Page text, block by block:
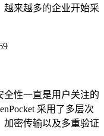
来越多的企业开始采
全性一直是用户关注的
采用了多层次
加密传输以及多重验证